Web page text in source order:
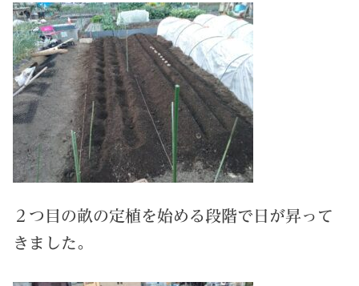
２つ目の畝の定植を始める段階で日が昇って
きました。